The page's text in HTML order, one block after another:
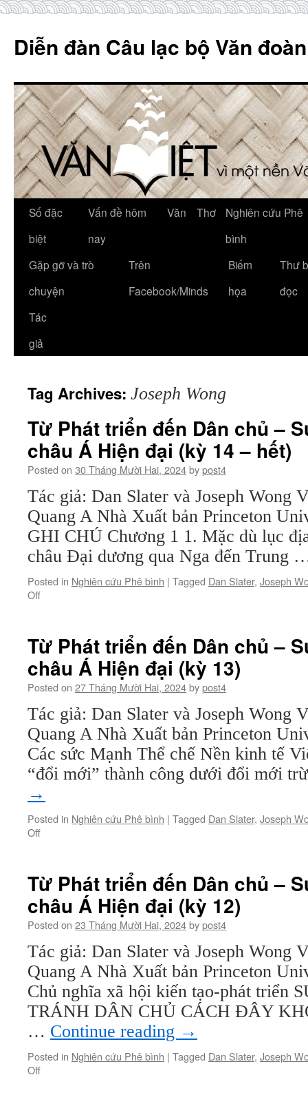
content
Diễn đàn Câu lạc bộ Văn
Số đặc
biệt
Vấn đề hôm
nay
Văn Thơ
Nghiên cứu Phê
bình
Gặp gỡ và trò
chuyện
Trên
Facebook/Minds
Biếm
họa
Thư
đọc
Tác
giả
Tag Archives: Joseph Wong
Từ Phát triển đến Dân chủ –
châu Á Hiện đại (kỳ 14 – hết)
Posted on 30 Tháng Mười Hai, 2024bypost4
Tác giả: Dan Slater và Joseph Wong
Quang A Nhà Xuất bản Princeton
GHI CHÚ Chương 1 1. Mặc dù lục
châu Đại dương qua Nga đến Trung
Posted in Nghiên cứu Phê bình | Tagged Dan Slater, Joseph
Offon
đến
Dân
chủ
–
Sự
Biến
đổi
của
châu
Á
đại
(kỳ
14
Từ Phát triển đến Dân chủ –
châu Á Hiện đại (kỳ 13)
Posted on 27 Tháng Mười Hai, 2024bypost4
Tác giả: Dan Slater và Joseph Wong
Quang A Nhà Xuất bản Princeton
Các sức Mạnh Thể chế Nền kinh tế
“đổi mới” thành công dưới đổi mới
→
Posted in Nghiên cứu Phê bình | Tagged Dan Slater, Joseph
Offon
đến
Dân
chủ
–
Sự
Biến
đổi
của
châu
Á
Hiện
đại
(kỳ
13)
Từ Phát triển đến Dân chủ –
châu Á Hiện đại (kỳ 12)
Posted on 23 Tháng Mười Hai, 2024bypost4
Tác giả: Dan Slater và Joseph Wong
Quang A Nhà Xuất bản Princeton
Chủ nghĩa xã hội kiến tạo-phát triển
TRÁNH DÂN CHỦ CÁCH ĐÂY
… Continue reading →
Posted in Nghiên cứu Phê bình | Tagged Dan Slater, Joseph
Offon